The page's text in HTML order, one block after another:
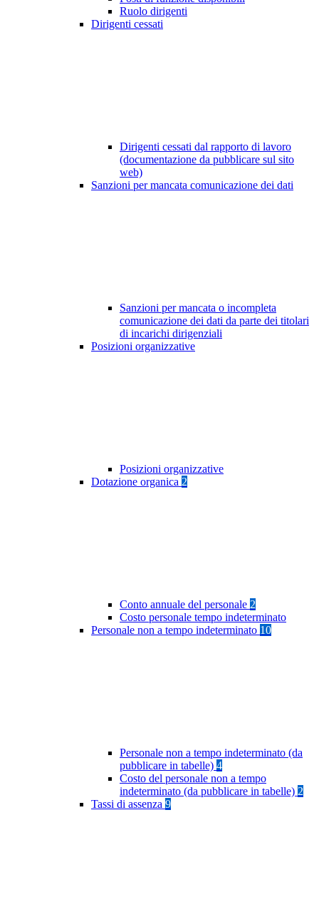
Ruolo dirigenti
Dirigenti cessati
Dirigenti cessati dal rapporto di lavoro
(documentazione da pubblicare sul sito
web)
Sanzioni per mancata comunicazione dei dati
Sanzioni per mancata o incompleta
comunicazione dei dati da parte dei titolari
di incarichi dirigenziali
Posizioni organizzative
Posizioni organizzative
Dotazione organica 2
Conto annuale del personale 2
Costo personale tempo indeterminato
Personale non a tempo indeterminato 10
Personale non a tempo indeterminato (da
pubblicare in tabelle) 4
Costo del personale non a tempo
indeterminato (da pubblicare in tabelle) 2
Tassi di assenza 9